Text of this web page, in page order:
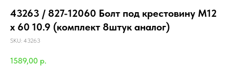
43263 / 827-12060 Болт под крестовину M12
x 60 10.9 (комплект 8штук аналог)
SKU: 43263
1589,00 р.